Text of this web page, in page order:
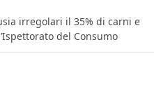
irregolari il 35% di carni e
del Consumo